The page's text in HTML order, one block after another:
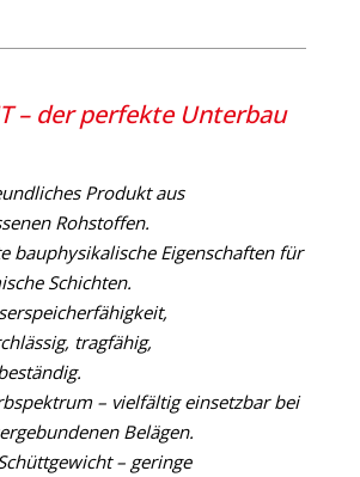
– der perfekte Unterbau
Produkt aus
Rohstoffen.
bauphysikalische Eigenschaften für
Schichten.
tragfähig,
– vielfältig einsetzbar bei
Belägen.
– geringe